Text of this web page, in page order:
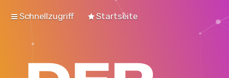
Schnellzugriff Startseite